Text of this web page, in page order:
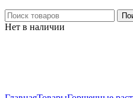
Нет в наличии